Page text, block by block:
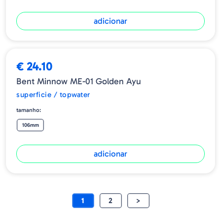
adicionar
€ 24.10
Bent Minnow ME-01 Golden Ayu
superficie / topwater
tamanho:
106mm
adicionar
1 2 >